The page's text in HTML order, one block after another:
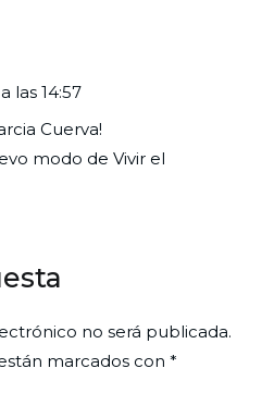
las 14:57
Cuerva!
modo de Vivir el
no será publicada.
marcados con *